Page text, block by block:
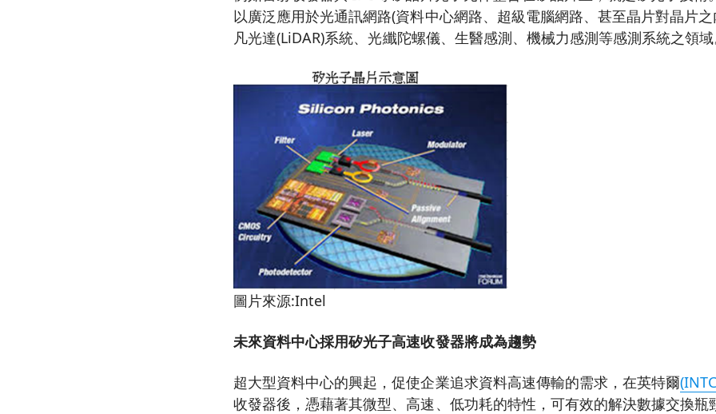
以廣泛應用於光通訊網路(資料中心網路、超級電腦網路、甚至晶片對晶片
凡光達(LiDAR)系統、光纖陀螺儀、生醫感測、機械力感測等感測系統之領域
圖片來源:Intel
未來資料中心採用矽光子高速收發器將成為趨勢
超大型資料中心的興起，促使企業追求資料高速傳輸的需求，在英特爾
收發器後，憑藉著其微型、高速、低功耗的特性，可有效的解決數據交換瓶